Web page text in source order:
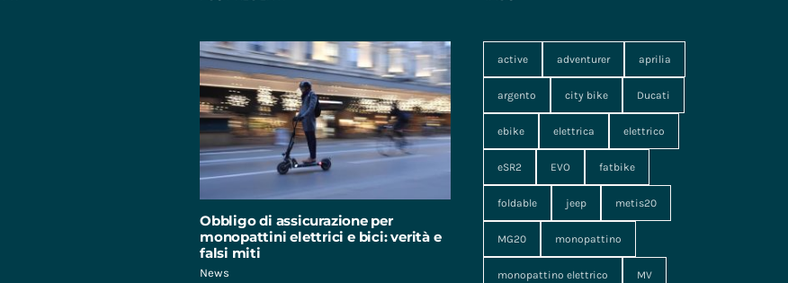
Obbligo di assicurazione per
monopattini elettrici e bici: verità e
falsi miti
News
active adventurer aprilia
argento city bike Ducati
ebike elettrica elettrico
eSR2 EVO fatbike
foldable jeep metis20
MG20 monopattino
monopattino elettrico MV